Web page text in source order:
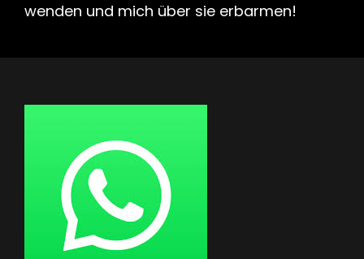
wenden und mich über sie erbarmen!